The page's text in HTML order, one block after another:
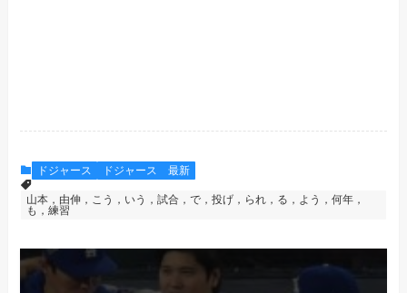
ドジャース ドジャース 最新
山本，由伸，こう，いう，試合，で，投げ，られ，る，よう，何年，
も，練習